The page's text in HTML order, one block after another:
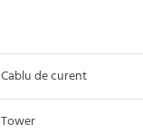
Cablu de curent
Tower